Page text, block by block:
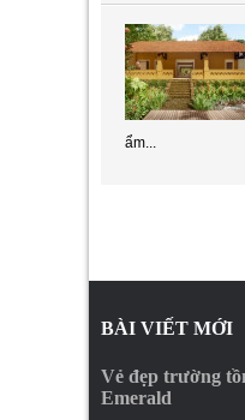
ẩm...
BÀI VIẾT MỚI
Vẻ đẹp trường
Emerald